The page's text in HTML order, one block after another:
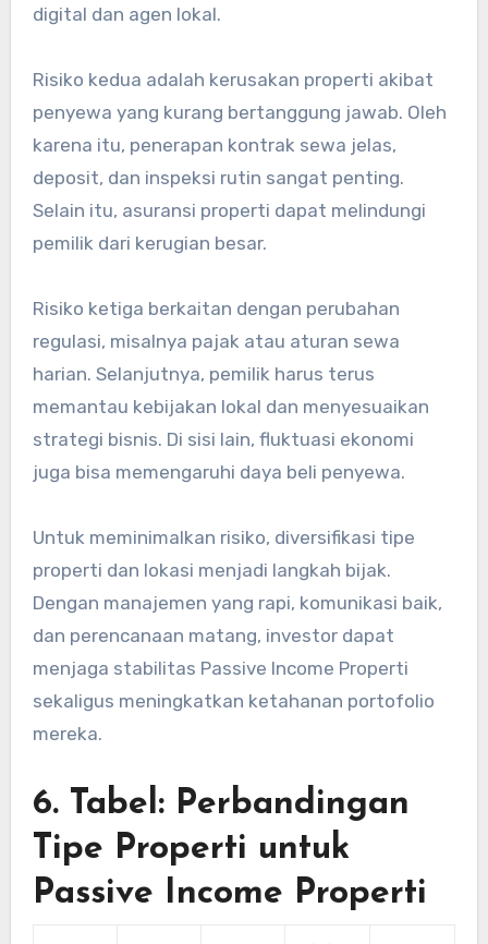
digital dan agen lokal.
Risiko kedua adalah kerusakan properti akibat
penyewa yang kurang bertanggung jawab. Oleh
karena itu, penerapan kontrak sewa jelas,
deposit, dan inspeksi rutin sangat penting.
Selain itu, asuransi properti dapat melindungi
pemilik dari kerugian besar.
Risiko ketiga berkaitan dengan perubahan
regulasi, misalnya pajak atau aturan sewa
harian. Selanjutnya, pemilik harus terus
memantau kebijakan lokal dan menyesuaikan
strategi bisnis. Di sisi lain, fluktuasi ekonomi
juga bisa memengaruhi daya beli penyewa.
Untuk meminimalkan risiko, diversifikasi tipe
properti dan lokasi menjadi langkah bijak.
Dengan manajemen yang rapi, komunikasi baik,
dan perencanaan matang, investor dapat
menjaga stabilitas Passive Income Properti
sekaligus meningkatkan ketahanan portofolio
mereka.
6. Tabel: Perbandingan
Tipe Properti untuk
Passive Income Properti